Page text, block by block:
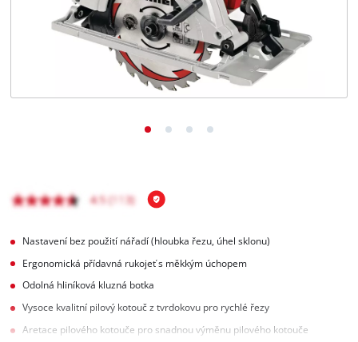
English
Deutsch
Nastavení bez použití nářadí (hloubka řezu, úhel sklonu)
Ergonomická přídavná rukojeť s měkkým úchopem
Odolná hliníková kluzná botka
Vysoce kvalitní pilový kotouč z tvrdokovu pro rychlé řezy
Aretace pilového kotouče pro snadnou výměnu pilového kotouče